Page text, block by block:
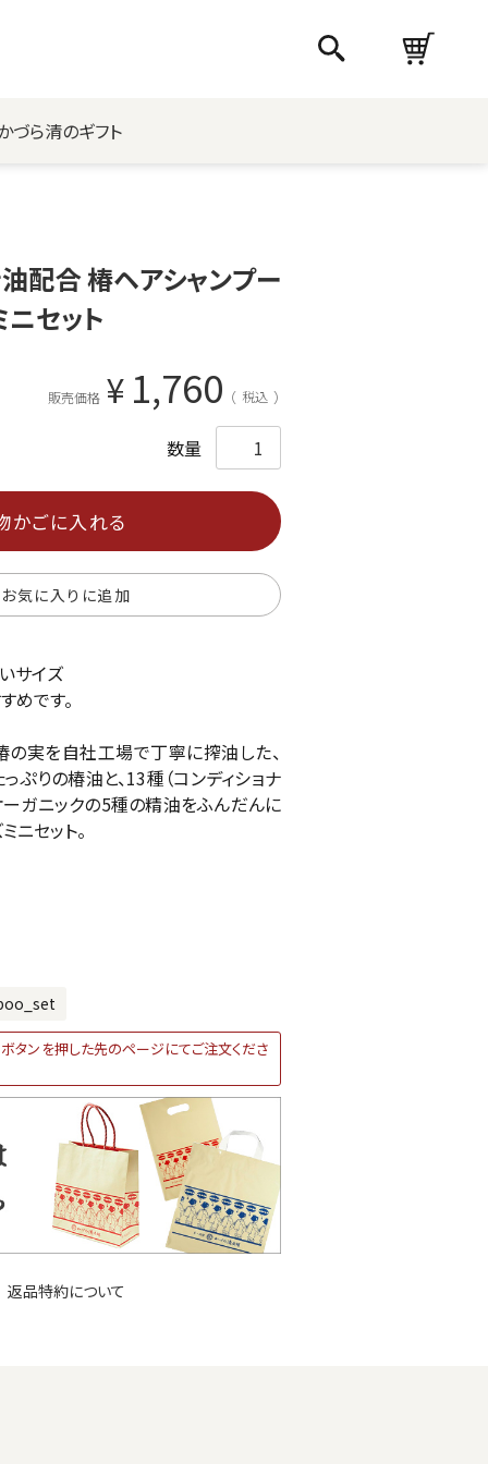
づら清のギフト
配合 椿ヘアシャンプー
ニセット
販売価格 ¥ 1,760 税込
お気に入りに追加
かごに入れる
サイズ
めです。
実を自社工場で丁寧に搾油した、
りの椿油と、13種（コンディショナ
ーガニックの5種の精油をふんだんに
ニセット。
タンを押した先のページにてご注文くださ
返品特約について